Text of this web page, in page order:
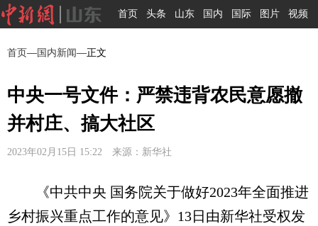
首页 头条 山东 国内 国际 图片 视频
首页— 国内新闻—正文
中央一号文件：严禁违背农民意愿撤
并村庄、搞大社区
2023年02月15日 15:22 来源：新华社
《中共中央 国务院关于做好2023年全面推进
乡村振兴重点工作的意见》13日由新华社受权发